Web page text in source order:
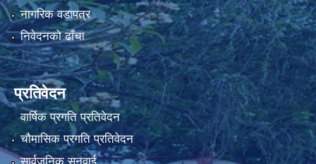
नागरिक वडापत्र
निवेदनको ढाँचा
प्रतिवेदन
वार्षिक प्रगति प्रतिवेदन
चौमासिक प्रगति प्रतिवेदन
सार्वजनिक सुनुवाई